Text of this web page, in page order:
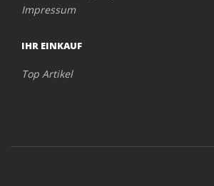
Impressum
IHR EINKAUF
Top Artikel